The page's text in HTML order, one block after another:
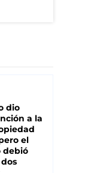
dio
a la
el
debió